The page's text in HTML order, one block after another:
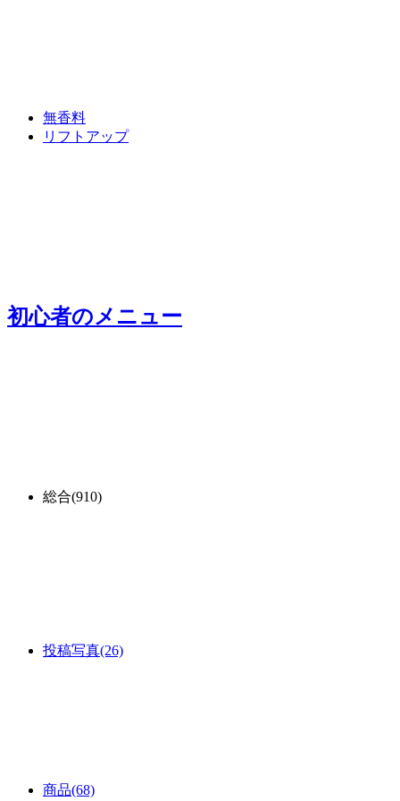
無香料
リフトアップ
初心者のメニュー
総合(910)
投稿写真(26)
商品(68)